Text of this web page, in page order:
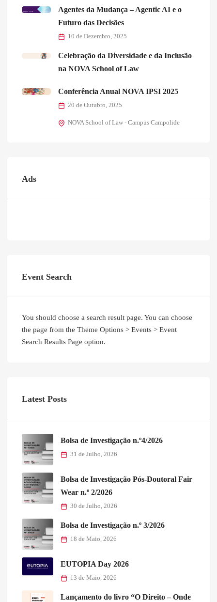
Agentes da Mudança – Agentic AI e o
Futuro das Decisões
10 de Dezembro, 2025
Celebração da Diversidade e da Inclusão
na NOVA School of Law
Conferência Anual NOVA IPSI 2025
20 de Outubro, 2025
NOVA School of Law - Campus Campolide
Ads
Event Search
You should choose a search result page. You can choose
the page from the Theme Options > Events > Event
Search Results Page option.
Latest Posts
Bolsa de Investigação n.º4/2026
31 de Julho, 2026
Bolsa de Investigação Pós-Doutoral Fair
Wear n.º 2/2026
30 de Julho, 2026
Bolsa de Investigação n.º 3/2026
18 de Maio, 2026
EUTOPIA Day 2026
13 de Maio, 2026
Lançamento do livro “O Direito – Onde